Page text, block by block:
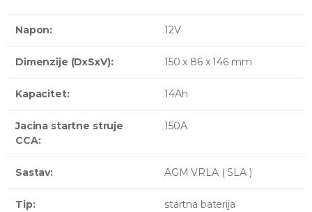
Napon: 12V
Dimenzije (DxSxV): 150 x 86 x 146 mm
Kapacitet: 14Ah
Jacina startne struje
CCA:
150A
Sastav: AGM VRLA ( SLA )
Tip: startna baterija